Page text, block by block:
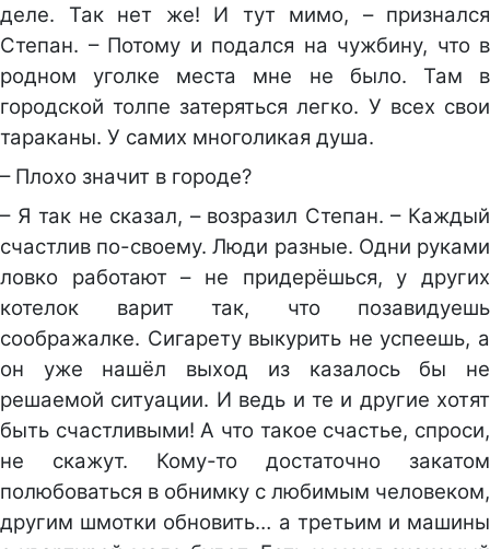
деле. Так нет же! И тут мимо, – признался
Степан. – Потому и подался на чужбину, что в
родном уголке места мне не было. Там в
городской толпе затеряться легко. У всех свои
тараканы. У самих многоликая душа.
– Плохо значит в городе?
– Я так не сказал, – возразил Степан. – Каждый
счастлив по-своему. Люди разные. Одни руками
ловко работают – не придерёшься, у других
котелок варит так, что позавидуешь
соображалке. Сигарету выкурить не успеешь, а
он уже нашёл выход из казалось бы не
решаемой ситуации. И ведь и те и другие хотят
быть счастливыми! А что такое счастье, спроси,
не скажут. Кому-то достаточно закатом
полюбоваться в обнимку с любимым человеком,
другим шмотки обновить… а третьим и машины